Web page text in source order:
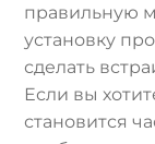
правильную
установку
сделать
Если вы
становится